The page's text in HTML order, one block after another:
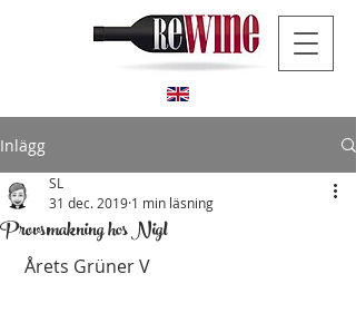
Inlägg
Provsmakning hos Nigl
SL
31 dec. 2019 1 min läsning
Årets Grüner V